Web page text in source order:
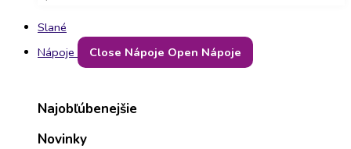
Slané
Nápoje
Close Nápoje Open Nápoje
Najobľúbenejšie
Novinky